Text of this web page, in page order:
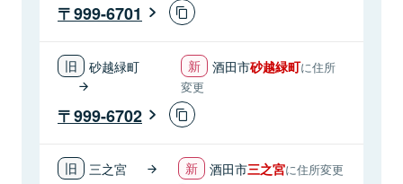
999-6701
砂越緑町 酒田市砂越緑町に住所
変更
999-6702
三之宮 酒田市三之宮に住所変更